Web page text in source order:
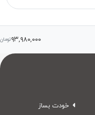
۹۳,۹۸۰,۰۰۰تومان
خودت بساز